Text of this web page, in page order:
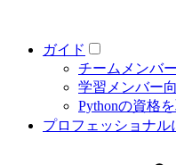
ガイド
チームメンバ
学習メンバー
Pythonの資格
プロフェッショナル